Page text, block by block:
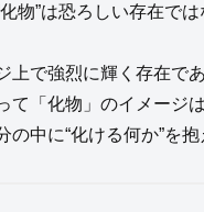
物”は恐ろしい存在で
上で強烈に輝く存在で
「化物」のイメージ
中に“化ける何か”を抱